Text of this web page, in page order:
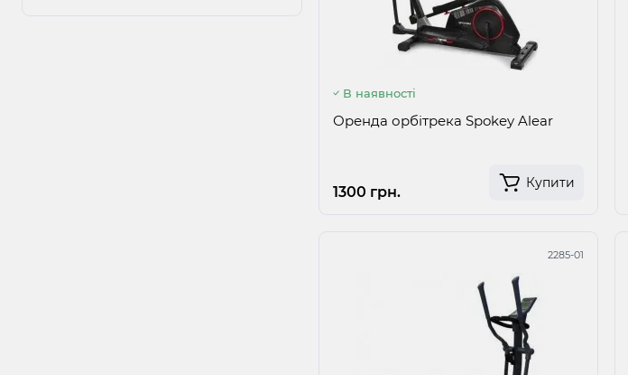
В наявності
Оренда орбітрека Spokey Alear
1300 грн.
Купити
2285-01